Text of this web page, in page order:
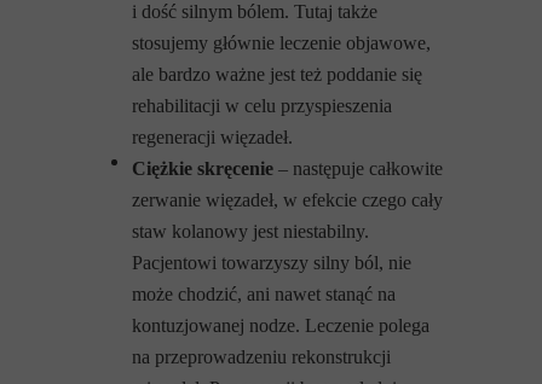
i dość silnym bólem. Tutaj także
stosujemy głównie leczenie objawowe,
ale bardzo ważne jest też poddanie się
rehabilitacji w celu przyspieszenia
regeneracji więzadeł.
Ciężkie skręcenie – następuje całkowite
zerwanie więzadeł, w efekcie czego cały
staw kolanowy jest niestabilny.
Pacjentowi towarzyszy silny ból, nie
może chodzić, ani nawet stanąć na
kontuzjowanej nodze. Leczenie polega
na przeprowadzeniu rekonstrukcji